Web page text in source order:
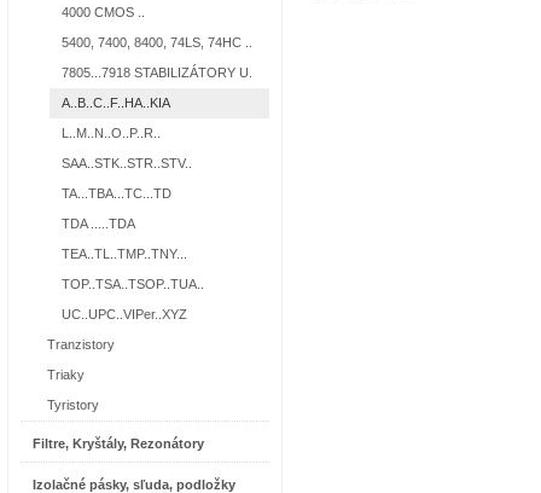
4000 CMOS ..
5400, 7400, 8400, 74LS, 74HC ..
7805...7918 STABILIZÁTORY U.
A..B..C..F..HA..KIA
L..M..N..O..P..R..
SAA..STK..STR..STV..
TA...TBA...TC...TD
TDA .....TDA
TEA..TL..TMP..TNY...
TOP..TSA..TSOP..TUA..
UC..UPC..VIPer..XYZ
Tranzistory
Triaky
Tyristory
Filtre, Kryštály, Rezonátory
Izolačné pásky, sľuda, podložky